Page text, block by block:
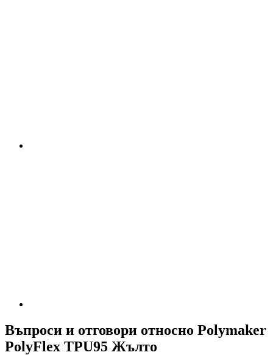
Въпроси и отговори относно Polymaker
PolyFlex TPU95 Жълто